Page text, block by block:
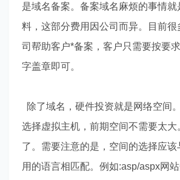
是域名备案。备案域名麻烦的事情就
料，这部分费用因公司而异。目前很
司帮助客户*备案，客户只需要按要
字盖章即可。
除了域名，硬件投资就是网络空间
选择虚拟主机，前期空间不需要太大
了。需要注意的是，空间的选择应该
用的语言相匹配。例如:asp/aspx网